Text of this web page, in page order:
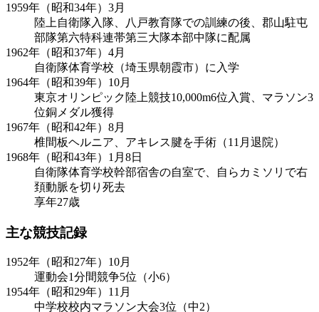
1959年（昭和34年）3月
陸上自衛隊入隊、八戸教育隊での訓練の後、郡山駐屯
部隊第六特科連帯第三大隊本部中隊に配属
1962年（昭和37年）4月
自衛隊体育学校（埼玉県朝霞市）に入学
1964年（昭和39年）10月
東京オリンピック陸上競技10,000m6位入賞、マラソン3
位銅メダル獲得
1967年（昭和42年）8月
椎間板ヘルニア、アキレス腱を手術（11月退院）
1968年（昭和43年）1月8日
自衛隊体育学校幹部宿舎の自室で、自らカミソリで右
頚動脈を切り死去
享年27歳
主な競技記録
1952年（昭和27年）10月
運動会1分間競争5位（小6）
1954年（昭和29年）11月
中学校校内マラソン大会3位（中2）